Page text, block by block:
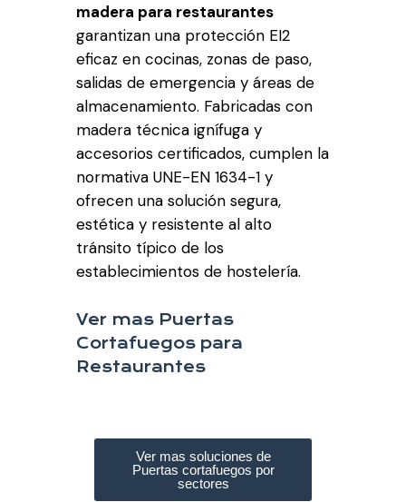
madera para restaurantes
garantizan una protección EI2
eficaz en cocinas, zonas de paso,
salidas de emergencia y áreas de
almacenamiento. Fabricadas con
madera técnica ignífuga y
accesorios certificados, cumplen la
normativa UNE-EN 1634-1 y
ofrecen una solución segura,
estética y resistente al alto
tránsito típico de los
establecimientos de hostelería.
Ver mas Puertas
Cortafuegos para
Restaurantes
Ver mas soluciones de
Puertas cortafuegos por
sectores